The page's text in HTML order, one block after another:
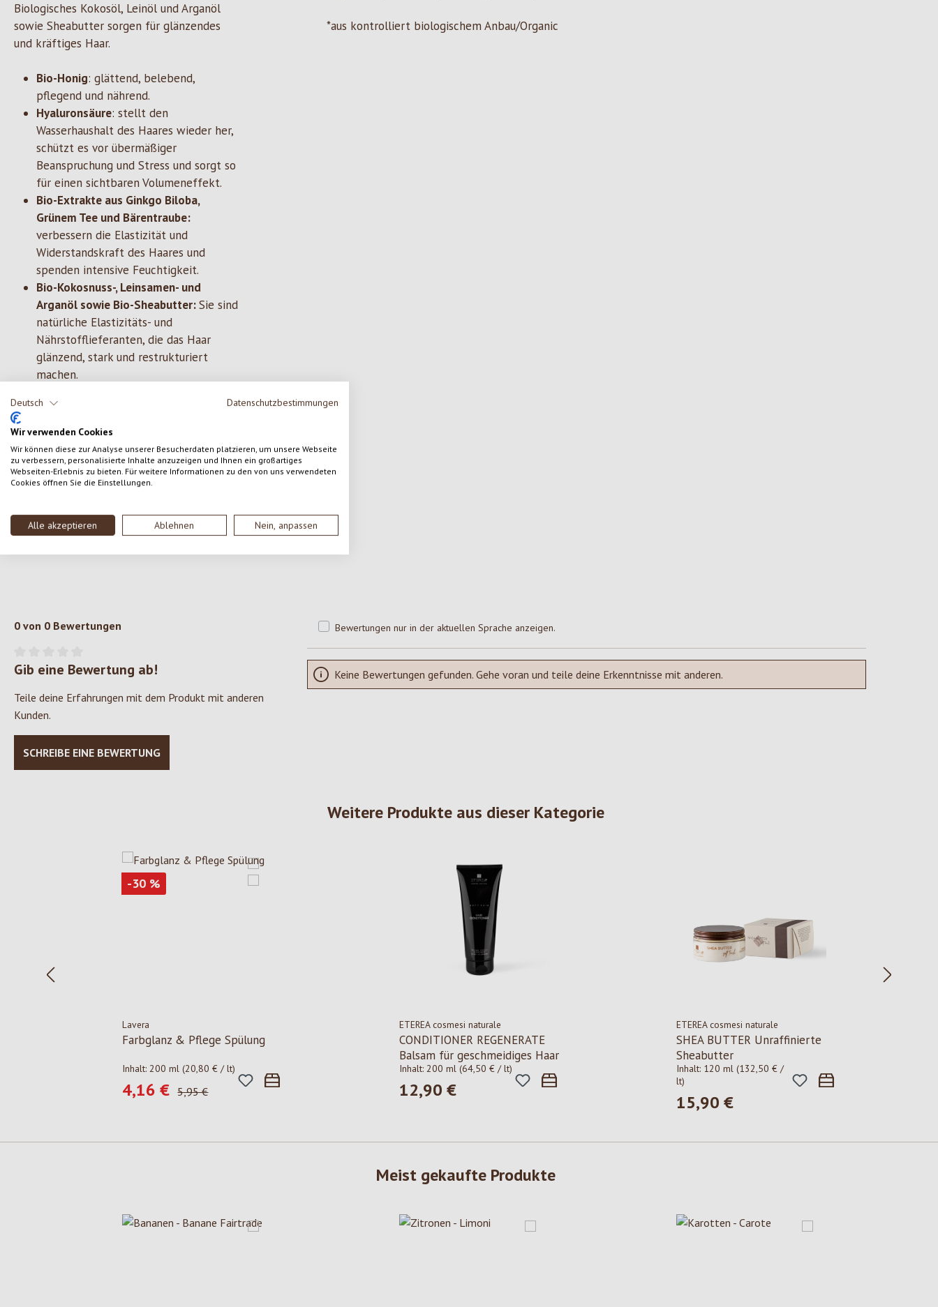
Deutsch Datenschutzbestimmungen
Wir verwenden Cookies
Wir können diese zur Analyse unserer Besucherdaten platzieren, um unsere Webseite
zu verbessern, personalisierte Inhalte anzuzeigen und Ihnen ein großartiges
Webseiten-Erlebnis zu bieten. Für weitere Informationen zu den von uns verwendeten
Cookies öffnen Sie die Einstellungen.
Alle akzeptieren Ablehnen Nein, anpassen
Biologisches Kokosöl, Leinöl und Arganöl
sowie Sheabutter sorgen für glänzendes
und kräftiges Haar.
Bio-Honig: glättend, belebend,
pflegend und nährend.
Hyaluronsäure: stellt den
Wasserhaushalt des Haares wieder her,
schützt es vor übermäßiger
Beanspruchung und Stress und sorgt so
für einen sichtbaren Volumeneffekt.
Bio-Extrakte aus Ginkgo Biloba,
Grünem Tee und Bärentraube:
verbessern die Elastizität und
Widerstandskraft des Haares und
spenden intensive Feuchtigkeit.
Bio-Kokosnuss-, Leinsamen- und
Arganöl sowie Bio-Sheabutter:Sie sind
natürliche Elastizitäts- und
Nährstofflieferanten, die das Haar
glänzend, stark und restrukturiert
machen.
und Lavendelöl:
Glanz und regenerieren es.
Panthenol, hydrolysiertes
Weizenprotein und Vitamin E:
vervollständigen die Formel mit einer
antioxidativen und
feuchtigkeitsspendenden Wirkung für
*aus kontrolliert biologischem Anbau/Organic
0 von 0 Bewertungen
Durchschnittliche Bewertung von 0 von 5 Sternen
Gib eine Bewertung ab!
Teile deine Erfahrungen mit dem Produkt mit anderen
Kunden.
SCHREIBE EINE BEWERTUNG
Bewertungen nur in der aktuellen Sprache anzeigen.
Keine Bewertungen gefunden. Gehe voran und teile deine Erkenntnisse mit anderen.
Weitere Produkte aus dieser Kategorie
-30 Rabatt
%
Lavera
Farbglanz & Pflege Spülung
Inhalt:200 ml(20,80 € / lt)
Verkaufspreis:
4,16 € Regulärer Preis:
5,95 €
ETEREA cosmesi naturale
CONDITIONER REGENERATE
Balsam für geschmeidiges Haar
Inhalt: 200 ml (64,50 € / lt)
Regulärer Preis:
12,90 €
ETEREA cosmesi naturale
SHEA BUTTER Unraffinierte
Sheabutter
Inhalt: 120 ml (132,50 € /
lt)
Regulärer Preis:
15,90 €
Meist gekaufte Produkte